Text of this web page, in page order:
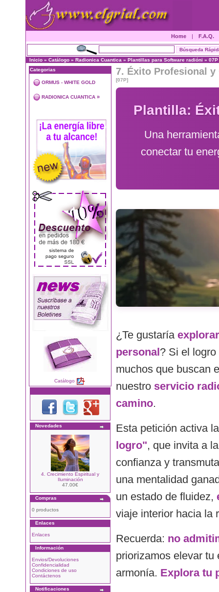
Home | F.A.Q.
Inicio » Catálogo » Radionica Cuantica » Plantillas para Software radióni » 07P
Categorias
ORMUS - WHITE GOLD
RADIONICA CUANTICA »
Catálogo
Novedades
4. Crecimiento Espiritual y
Iluminación
47.00€
Compras
0 productos
Enlaces
Enlaces
Información
Envios/Devoluciones
Confidencialidad
Condiciones de uso
Contáctenos
Notificaciones
7. Éxito Profesional y
[07P]
Plantilla:
Una
conectar tu
¿Te gustaría
personal? Si el
muchos que buscan
nuestro servicio
camino.
Esta petición activa
logro", que invita a
confianza y
una mentalidad
un estado de fluidez,
viaje interior hacia la
Recuerda: no
priorizamos elevar
armonía. Explora tu